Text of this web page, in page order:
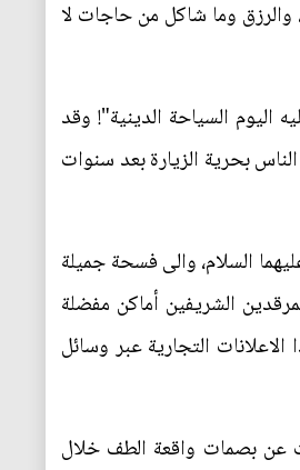
والرزق وما شاكل من حاجات لا
اليوم السياحة الدينية"! وقد
بحرية الزيارة بعد سنوات
السلام، والى فسحة جميلة
الشريفين أماكن مفضلة
التجارية عبر وسائل
عن بصمات واقعة الطف خلال